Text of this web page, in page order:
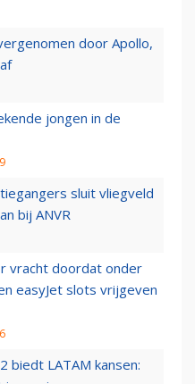
door Apollo,
jongen in de
sluit vliegveld
bij ANVR
vracht doordat onder
easyJet slots vrijgeven
biedt LATAM kansen: